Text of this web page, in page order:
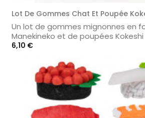
Lot De Gommes Chat Et Poupée
Un lot de gommes mignonnes en
Manekineko et de poupées Kokeshi
Prix
6,10 €